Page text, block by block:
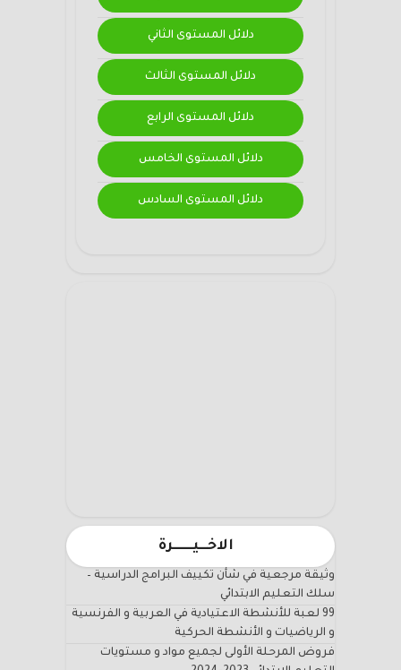
دلائل المستوى الثاني
دلائل المستوى الثالث
دلائل المستوى الرابع
دلائل المستوى الخامس
دلائل المستوى السادس
الاخـــيـــــــرة
وثيقة مرجعية في شأن تكييف البرامج الدراسية –
سلك التعليم الابتدائي
99 لعبة للأنشطة الاعتيادية في العربية و الفرنسية
و الرياضيات و الأنشطة الحركية
فروض المرحلة الأولى لجميع مواد و مستويات